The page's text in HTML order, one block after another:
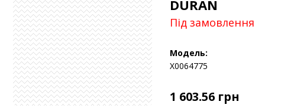
Колба конічна
DURAN
Під замовлення
Х0064775